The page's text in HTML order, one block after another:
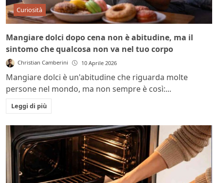
Curiosità
Mangiare dolci dopo cena non è abitudine, ma il
sintomo che qualcosa non va nel tuo corpo
Christian Camberini 10 Aprile 2026
Mangiare dolci è un'abitudine che riguarda molte
persone nel mondo, ma non sempre è così:...
Leggi di più